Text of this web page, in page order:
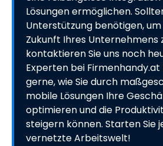
Lösungen ermöglichen.
Unterstützung benötigen,
Zukunft Ihres Unternehmens
kontaktieren Sie uns noch
Experten bei
gerne, wie Sie durch
mobile Lösungen Ihre
optimieren und die
steigern können. Starten Sie
vernetzte Arbeitswelt!